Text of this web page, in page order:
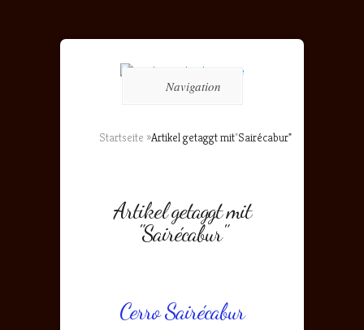
Navigation
Startseite »Artikel getaggt mit"Sairécabur"
Artikel getaggt mit
"Sairécabur"
Cerro Sairécabur